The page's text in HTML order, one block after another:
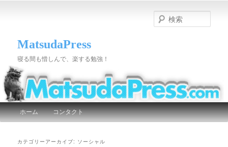
MatsudaPress
寝る間も惜しんで、楽する勉強！
索
メインメニュー
メインコンテンツへ移動
サブコンテンツへ移動
ホーム コンタクト
カテゴリーアーカイブ: ソーシャル